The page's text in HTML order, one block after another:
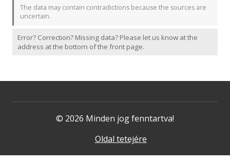
The data may contain contradictions because the sources are
uncertain.
Error? Correction? Missing data? Please let us know at the
address at the bottom of the front page.
© 2026 Minden jog fenntartva!
Oldal tetejére